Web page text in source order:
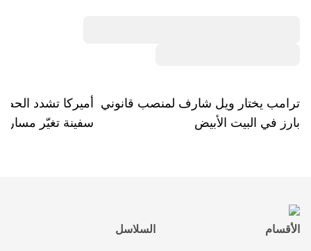
ترامب يختار ويل شارف لمنصب قانوني
بارز في البيت الأبيض
سفينة تغيّر
الأقسام السلاسل